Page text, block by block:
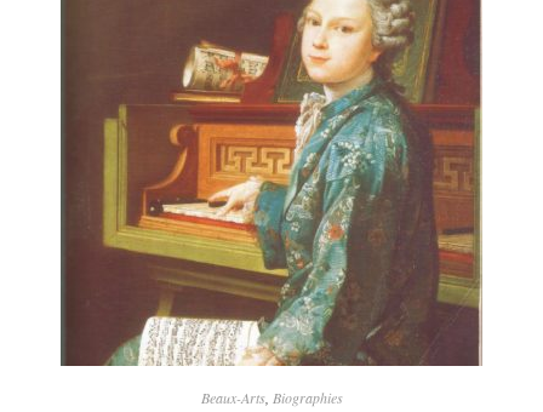
Beaux-Arts, Biographies